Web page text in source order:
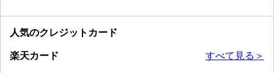
人気のクレジットカード
楽天カード
すべて見る＞